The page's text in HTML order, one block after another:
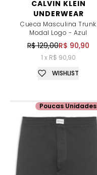
CALVIN KLEIN
UNDERWEAR
Cueca Masculina Trunk
Modal Logo - Azul
R$ 129,00R$ 90,90
1 x R$ 90,90
WISHLIST
Poucas Unidades